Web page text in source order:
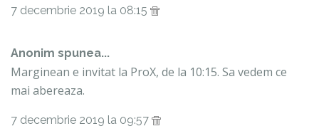
7 decembrie 2019 la 08:15
Anonim spunea...
Marginean e invitat la ProX, de la 10:15. Sa vedem ce
mai abereaza.
7 decembrie 2019 la 09:57